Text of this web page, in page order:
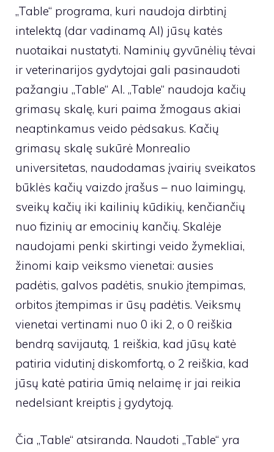
„Table“ programa, kuri naudoja dirbtinį
intelektą (dar vadinamą AI) jūsų katės
nuotaikai nustatyti. Naminių gyvūnėlių tėvai
ir veterinarijos gydytojai gali pasinaudoti
pažangiu „Table“ AI. „Table“ naudoja kačių
grimasų skalę, kuri paima žmogaus akiai
neaptinkamus veido pėdsakus. Kačių
grimasų skalę sukūrė Monrealio
universitetas, naudodamas įvairių sveikatos
būklės kačių vaizdo įrašus – nuo ​​laimingų,
sveikų kačių iki kailinių kūdikių, kenčiančių
nuo fizinių ar emocinių kančių. Skalėje
naudojami penki skirtingi veido žymekliai,
žinomi kaip veiksmo vienetai: ausies
padėtis, galvos padėtis, snukio įtempimas,
orbitos įtempimas ir ūsų padėtis. Veiksmų
vienetai vertinami nuo 0 iki 2, o 0 reiškia
bendrą savijautą, 1 reiškia, kad jūsų katė
patiria vidutinį diskomfortą, o 2 reiškia, kad
jūsų katė patiria ūmią nelaimę ir jai reikia
nedelsiant kreiptis į gydytoją.
Čia „Table“ atsiranda. Naudoti „Table“ yra